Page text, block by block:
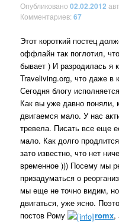
Опубликовано02.02.2012
Комментариев:67
Этот короткий постец
оффлайн так поглотил,
бывает ) И разродилась я
Traveliving.org, что даже в
Сегодня блогу
Как вы уже давно поняли,
двигаемся мало. У нас
тревела. Писать все еще
мало. Как долго
зато известно, что нет
временное ))) Посему мы
призадуматься о
мы еще не точно видим,
двигаться, уже ясно.
постов Рому
romx,